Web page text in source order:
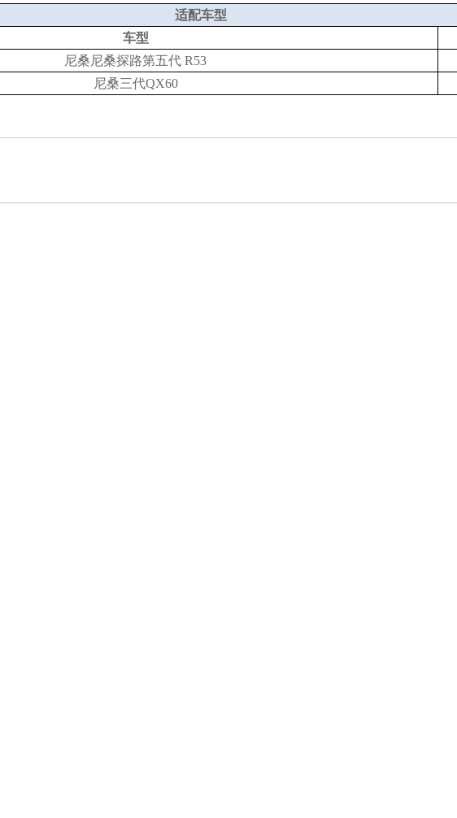
适配车型
车型
尼桑尼桑探路第五代 R53
尼桑三代QX60